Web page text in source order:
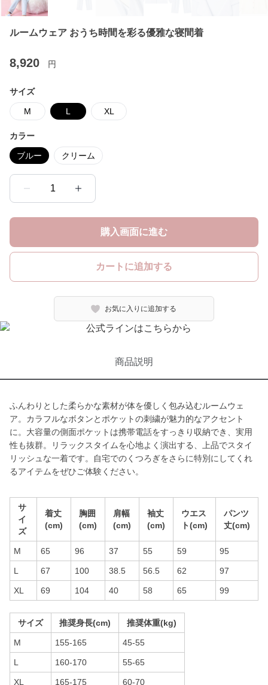
ルームウェア おうち時間を彩る優雅な寝間着
8,920 円
サイズ
M L XL
カラー
ブルー クリーム
1
購入画面に進む
カートに追加する
お気に入りに追加する
商品説明
ふんわりとした柔らかな素材が体を優しく包み込むルームウェ
ア。カラフルなボタンとポケットの刺繍が魅力的なアクセント
に。大容量の側面ポケットは携帯電話をすっきり収納でき、実用
性も抜群。リラックスタイムを心地よく演出する、上品でスタイ
リッシュな一着です。自宅でのくつろぎをさらに特別にしてくれ
るアイテムをぜひご体験ください。
サ
イ
ズ
着丈
(cm)
胸囲
(cm)
肩幅
(cm)
袖丈
(cm)
ウエス
ト(cm)
パンツ
丈(cm)
M 65 96 37 55 59 95
L 67 100 38.5 56.5 62 97
XL 69 104 40 58 65 99
サイズ 推奨身長(cm) 推奨体重(kg)
M 155-165 45-55
L 160-170 55-65
XL 165-175 60-70